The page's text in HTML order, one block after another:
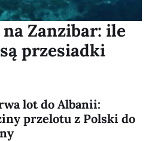
Zanzibar: ile
przesiadki
lot do Albanii:
przelotu z Polski do